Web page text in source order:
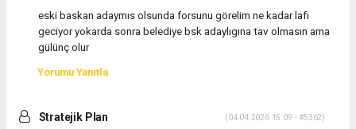
eski baskan adaymıs olsunda forsunu görelim ne kadar lafı
geciyor yokarda sonra belediye bsk adaylıgına tav olmasın ama
gülünç olur
Yorumu Yanıtla
Stratejik Plan (04.04.2026 15:09 - #5362)